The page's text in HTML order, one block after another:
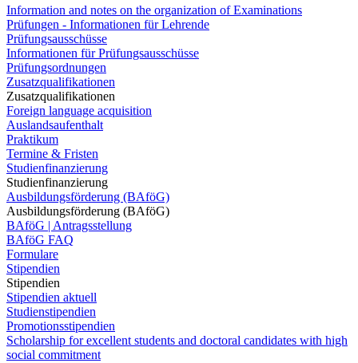
Information and notes on the organization of Examinations
Prüfungen - Informationen für Lehrende
Prüfungsausschüsse
Informationen für Prüfungsausschüsse
Prüfungsordnungen
Zusatzqualifikationen
Zusatzqualifikationen
Foreign language acquisition
Auslandsaufenthalt
Praktikum
Termine & Fristen
Studienfinanzierung
Studienfinanzierung
Ausbildungsförderung (BAföG)
Ausbildungsförderung (BAföG)
BAföG | Antragsstellung
BAföG FAQ
Formulare
Stipendien
Stipendien
Stipendien aktuell
Studienstipendien
Promotionsstipendien
Scholarship for excellent students and doctoral candidates with high
social commitment